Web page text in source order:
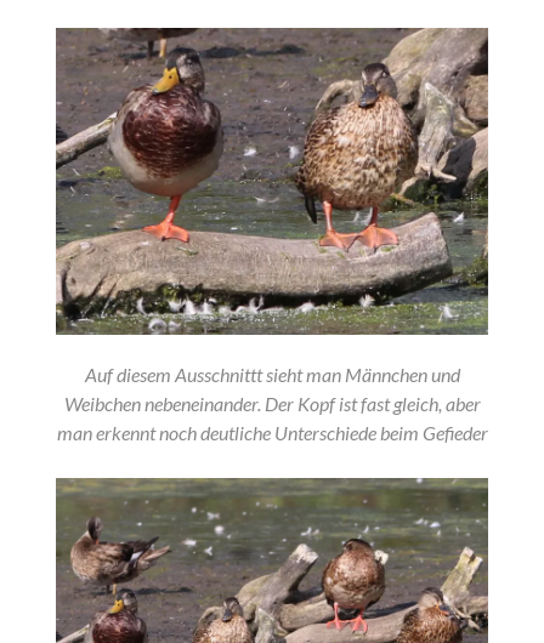
Auf diesem Ausschnittt sieht man Männchen und
Weibchen nebeneinander. Der Kopf ist fast gleich, aber
man erkennt noch deutliche Unterschiede beim Gefieder